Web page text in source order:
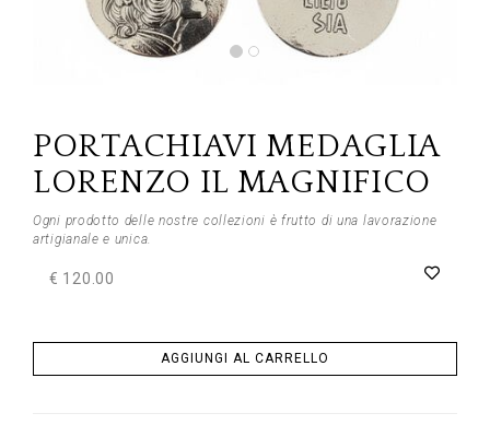
PORTACHIAVI MEDAGLIA
LORENZO IL MAGNIFICO
Ogni prodotto delle nostre collezioni è frutto di una lavorazione
artigianale e unica.
€ 120.00
AGGIUNGI AL CARRELLO